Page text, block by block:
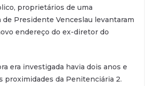
proprietários de uma
Presidente Venceslau levantaram
endereço do ex-diretor do
era investigada havia dois anos e
proximidades da Penitenciária 2.